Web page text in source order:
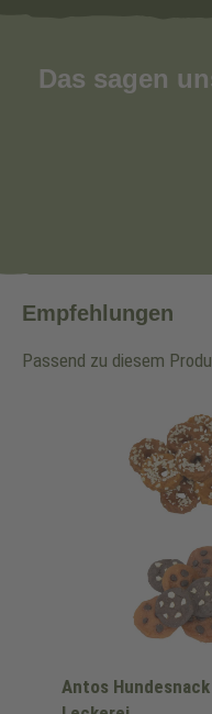
Das sagen
Empfehlungen
Passend zu diesem
Antos